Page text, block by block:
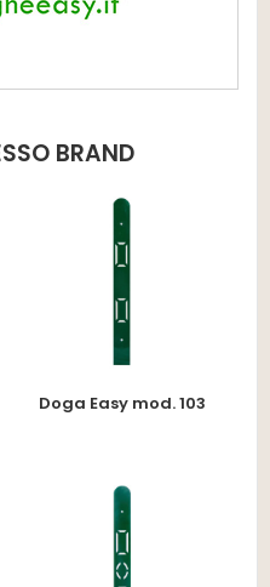
BRAND
Doga Easy mod. 103